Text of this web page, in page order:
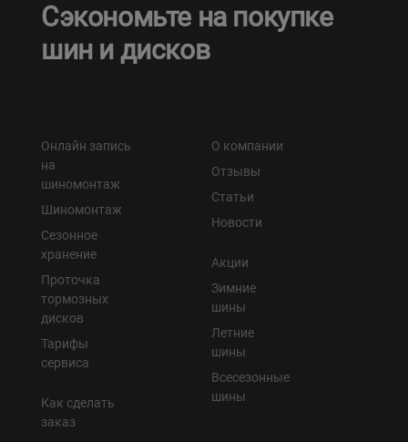
Сэкономьте на покупке
шин и дисков
Онлайн запись
на
шиномонтаж
Шиномонтаж
Сезонное
хранение
Проточка
тормозных
дисков
Тарифы
сервиса
Как сделать
заказ
О компании
Отзывы
Статьи
Новости
Акции
Зимние
шины
Летние
шины
Всесезонные
шины